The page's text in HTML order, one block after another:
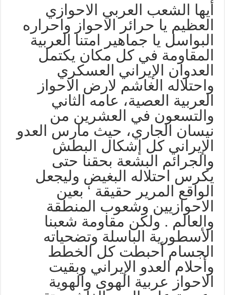
الشعب العربي الاحوازي
يا حرائر الاحواز واحراره
يا جماهير امتنا العربية
في كل مكان يكتمل
الإيراني العسكري
الغاشم لارض الاحواز
العصية، عامه الثاني
في العشرين من
الجاري، حيث مارس العدو
كل إشكال البطش
البشعة بحقنا حتى
احتلاله البغيض وليجعل
المرير حقيقة ‘ بعين
وشعوب المنطقة
. ولكن مقاومة شعبنا
الباسلة وتضحياته
أحبطت كل الخطط
العدو الإيراني وبقيت
عربية الهوى والهوية